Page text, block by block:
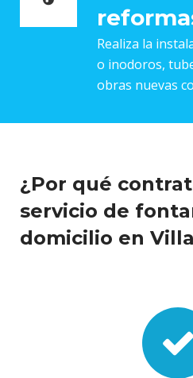
Realiza la
o inodoros,
obras nuevas
¿Por qué
servicio de
domicilio en